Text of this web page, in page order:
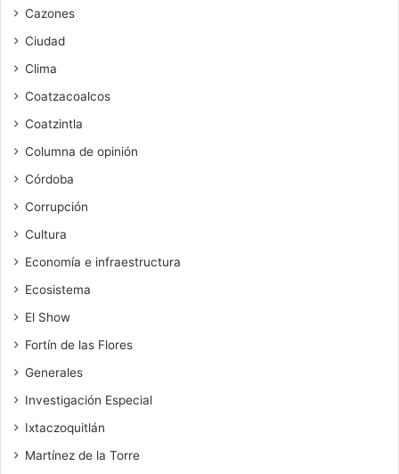
Cazones
Ciudad
Clima
Coatzacoalcos
Coatzintla
Columna de opinión
Córdoba
Corrupción
Cultura
Economía e infraestructura
Ecosistema
El Show
Fortín de las Flores
Generales
Investigación Especial
Ixtaczoquitlán
Martínez de la Torre